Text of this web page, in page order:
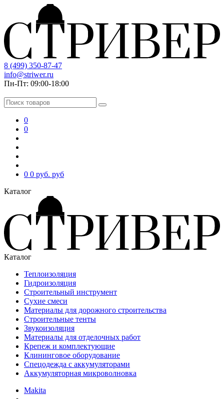
8 (499) 350-87-47
info@striwer.ru
Пн-Пт: 09:00-18:00
0
0
0 0 руб. руб
Каталог
Каталог
Теплоизоляция
Гидроизоляция
Строительный инструмент
Сухие смеси
Материалы для дорожного строительства
Строительные тенты
Звукоизоляция
Материалы для отделочных работ
Крепеж и комплектующие
Клининговое оборудование
Спецодежда с аккумуляторами
Аккумуляторная микроволновка
Makita